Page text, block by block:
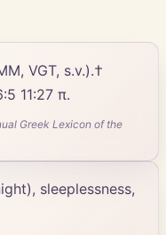
VGT, s.v.).†
11:27 π.
Greek Lexicon of the
sleeplessness,